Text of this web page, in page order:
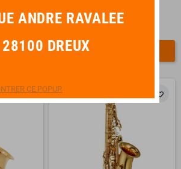
favorite_border favorite_border
-322,00 €
ANDRE RAVALEE
28100 DREUX
CE POPUP.